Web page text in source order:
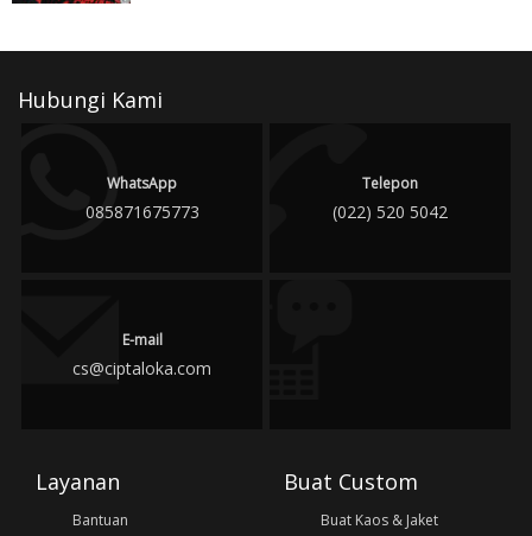
Hubungi Kami
WhatsApp
085871675773
Telepon
(022) 520 5042
E-mail
cs@ciptaloka.com
Layanan
Bantuan
Buat Custom
Buat Kaos & Jaket